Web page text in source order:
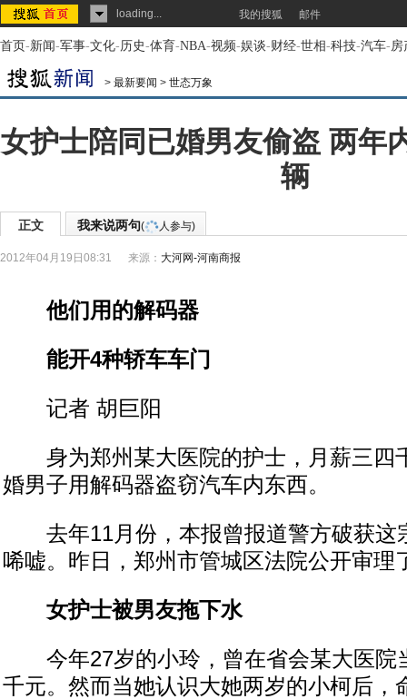
loading... 我的搜狐 邮件
首页-新闻-军事-文化-历史-体育-NBA-视频-娱谈-财经-世相-科技-汽车-房
> 最新要闻 > 世态万象
女护士陪同已婚男友偷盗 两年
辆
正文 我来说两句( 人参与)
2012年04月19日08:31 来源： 大河网-河南商报
他们用的解码器
能开4种轿车车门
记者 胡巨阳
身为郑州某大医院的护士，月薪三四
婚男子用解码器盗窃汽车内东西。
去年11月份，本报曾报道警方破获这
唏嘘。昨日，郑州市管城区法院公开审理
女护士被男友拖下水
今年27岁的小玲，曾在省会某大医院
千元。然而当她认识大她两岁的小柯后，